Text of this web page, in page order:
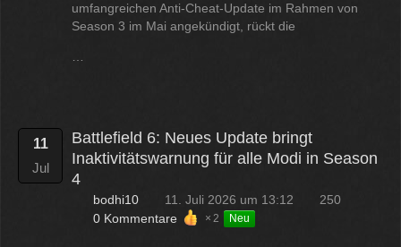
umfangreichen Anti-Cheat-Update im Rahmen von
Season 3 im Mai angekündigt, rückt die
…
11
Jul
Battlefield 6: Neues Update bringt
Inaktivitätswarnung für alle Modi in Season
4
bodhi10 11. Juli 2026 um 13:12
250
0 Kommentare
2 Neu